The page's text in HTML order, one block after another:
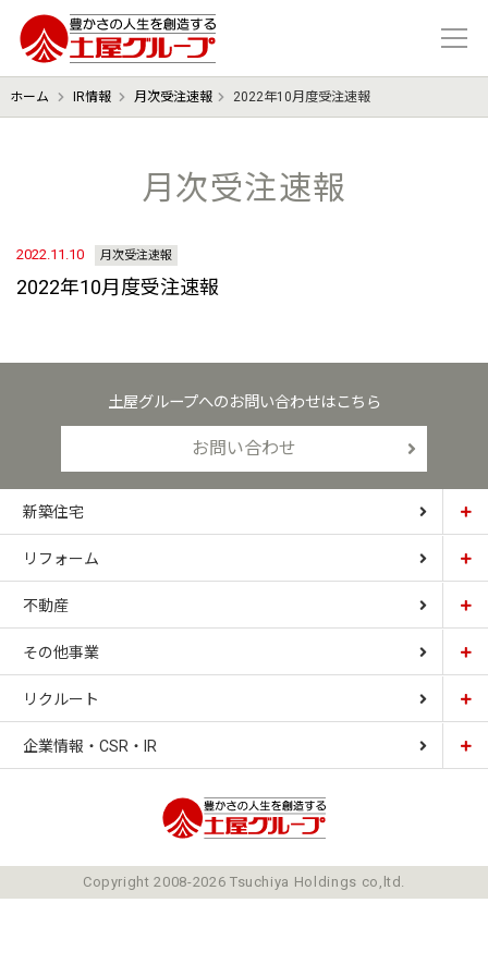
豊かさの人生を想像する 土屋グル
ホーム IR情報 月次受注速報 2022年10月度受注速報
月次受注速報
2022.11.10 月次受注速報
2022年10月度受注速報
土屋グループへのお問い合わせはこちら
お問い合わせ
新築住宅
土屋ホーム
CARDINAL HOUSE
LIZNAS
リフォーム
土屋ホームトピア
不動産
土屋ホーム不動産
その他事業
土屋ホームレジデンス
土屋ソーラーファクトリー
リクルート
企業情報・CSR・IR
ミッションCopyright 2008-2026 Tsuchiya Holdings co,ltd.